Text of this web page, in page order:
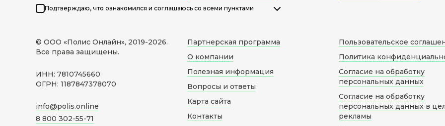
Подтверждаю, что ознакомился и соглашаюсь со всеми пунктами
© ООО «Полис Онлайн», 2019-2026.
Все права защищены.
ИНН: 7810745660
ОГРН: 1187847378070
info@polis.online
8 800 302-55-71
Партнерская программа
О компании
Полезная информация
Вопросы и ответы
Карта сайта
Контакты
Пользовательское
Политика
Согласие на обработку
персональных данных
Согласие на обработку
персональных данных в
рекламы